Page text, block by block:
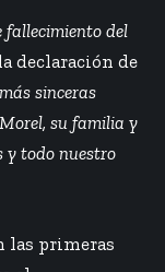
fallecimiento del
declaración de
sinceras
su familia y
y todo nuestro
las primeras